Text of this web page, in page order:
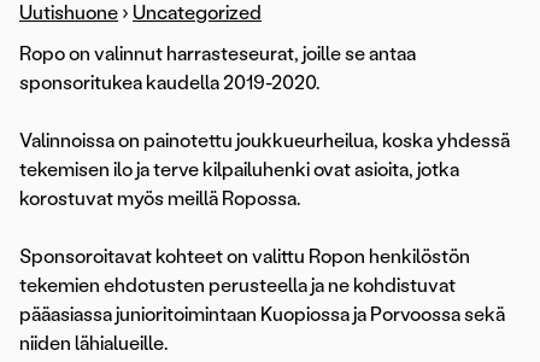
Uutishuone › Uncategorized
Ropo on valinnut harrasteseurat, joille se antaa
sponsoritukea kaudella 2019-2020.
Valinnoissa on painotettu joukkueurheilua, koska yhdessä
tekemisen ilo ja terve kilpailuhenki ovat asioita, jotka
korostuvat myös meillä Ropossa.
Sponsoroitavat kohteet on valittu Ropon henkilöstön
tekemien ehdotusten perusteella ja ne kohdistuvat
pääasiassa junioritoimintaan Kuopiossa ja Porvoossa sekä
niiden lähialueille.